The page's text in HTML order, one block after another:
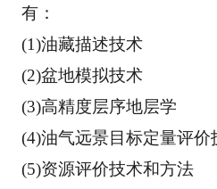
有：
(1)油藏描述技术
(2)盆地模拟技术
(3)高精度层序地层学
(4)油气远景目标定量评价
(5)资源评价技术和方法